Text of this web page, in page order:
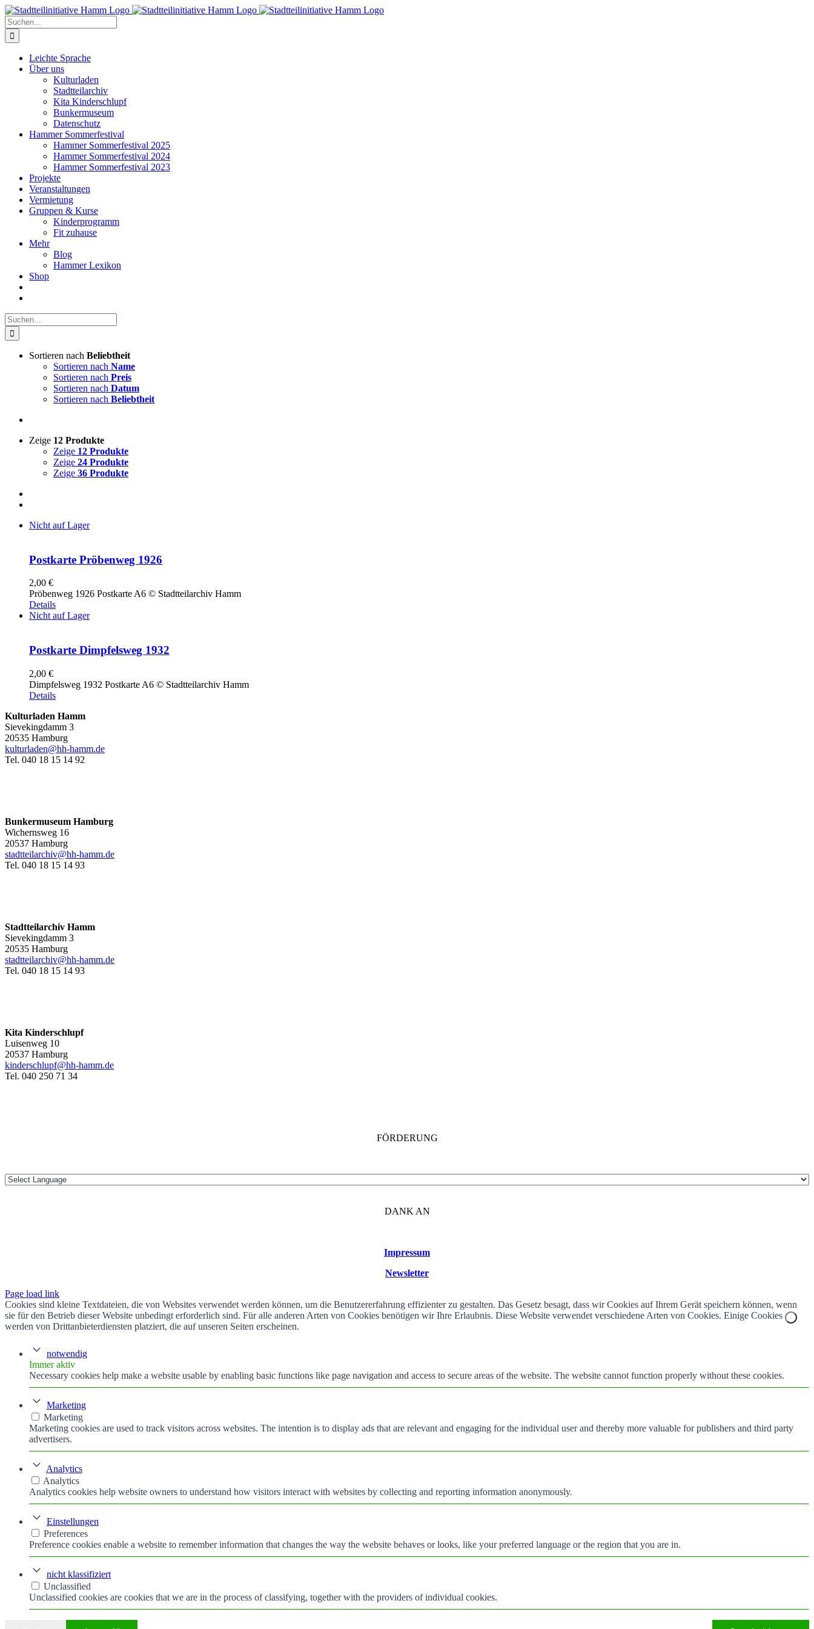
Zum
Inhalt
springen
Suche
nach:
Leichte Sprache
Über uns
Kulturladen
Stadtteilarchiv
Kita Kinderschlupf
Bunkermuseum
Datenschutz
Hammer Sommerfestival
Hammer Sommerfestival 2025
Hammer Sommerfestival 2024
Hammer Sommerfestival 2023
Projekte
Veranstaltungen
Vermietung
Gruppen & Kurse
Kinderprogramm
Fit zuhause
Mehr
Blog
Hammer Lexikon
Shop
Suche
nach:
Sortieren nach Beliebtheit
Sortieren nach Name
Sortieren nach Preis
Sortieren nach Datum
Sortieren nach Beliebtheit
Zeige 12 Produkte
Zeige 12 Produkte
Zeige 24 Produkte
Zeige 36 Produkte
Nicht auf Lager
Postkarte Pröbenweg 1926
2,00 €
Pröbenweg 1926 Postkarte A6 © Stadtteilarchiv Hamm
Details
Nicht auf Lager
Postkarte Dimpfelsweg 1932
2,00 €
Dimpfelsweg 1932 Postkarte A6 © Stadtteilarchiv Hamm
Details
Kulturladen Hamm
Sievekingdamm 3
20535 Hamburg
kulturladen@hh-hamm.de
Tel. 040 18 15 14 92
Bunkermuseum Hamburg
Wichernsweg 16
20537 Hamburg
stadtteilarchiv@hh-hamm.de
Tel. 040 18 15 14 93
Stadtteilarchiv Hamm
Sievekingdamm 3
20535 Hamburg
stadtteilarchiv@hh-hamm.de
Tel. 040 18 15 14 93
Kita Kinderschlupf
Luisenweg 10
20537 Hamburg
kinderschlupf@hh-hamm.de
Tel. 040 250 71 34
FÖRDERUNG
DANK AN
Impressum
Newsletter
Page load link
Cookies sind kleine Textdateien, die von Websites verwendet werden können, um die Benutzererfahrung effizienter zu gestalten. Das Gesetz besagt, dass wir Cookies auf Ihrem Gerät speichern können, wenn
sie für den Betrieb dieser Website unbedingt erforderlich sind. Für alle anderen Arten von Cookies benötigen wir Ihre Erlaubnis. Diese Website verwendet verschiedene Arten von Cookies. Einige Cookies
werden von Drittanbieterdiensten platziert, die auf unseren Seiten erscheinen.
notwendig
Immer aktiv
Necessary cookies help make a website usable by enabling basic functions like page navigation and access to secure areas of the website. The website cannot function properly without these cookies.
Marketing
Marketing
Marketing cookies are used to track visitors across websites. The intention is to display ads that are relevant and engaging for the individual user and thereby more valuable for publishers and third party
advertisers.
Analytics
Analytics
Analytics cookies help website owners to understand how visitors interact with websites by collecting and reporting information anonymously.
Einstellungen
Preferences
Preference cookies enable a website to remember information that changes the way the website behaves or looks, like your preferred language or the region that you are in.
nicht klassifiziert
Unclassified
Unclassified cookies are cookies that we are in the process of classifying, together with the providers of individual cookies.